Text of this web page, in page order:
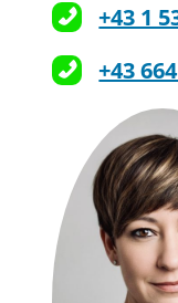
+43 1
+43